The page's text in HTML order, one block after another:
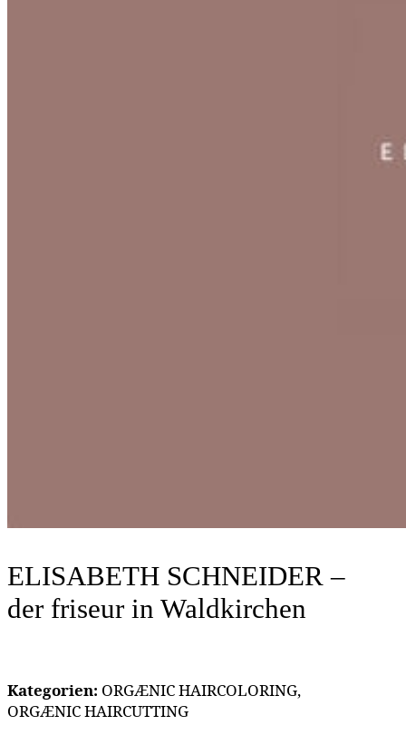
ELISABETH SCHNEIDER –
der friseur in Waldkirchen
Kategorien: ORGÆNIC HAIRCOLORING,
ORGÆNIC HAIRCUTTING